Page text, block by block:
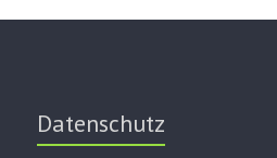
Datenschutz